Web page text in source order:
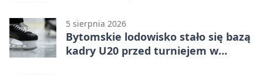
5 sierpnia 2026
Bytomskie lodowisko stało się bazą
kadry U20 przed turniejem w